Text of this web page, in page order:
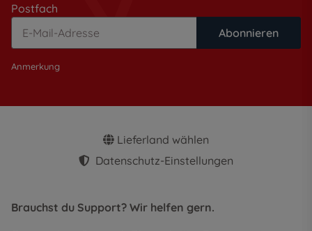
Postfach
Abonnieren
Anmerkung
Lieferland wählen
Datenschutz-Einstellungen
Brauchst du Support? Wir helfen gern.